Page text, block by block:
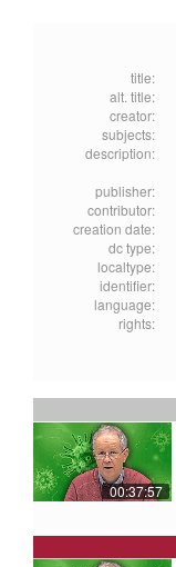
title:
alt. title:
creator:
subjects:
description:
publisher:
contributor:
creation date:
dc type:
localtype:
identifier:
language:
rights:
00:37:57